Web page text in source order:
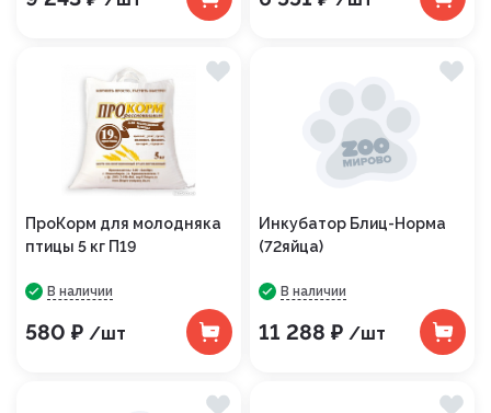
ПроКорм для молодняка
птицы 5 кг П19
В наличии
580 ₽ /шт
Инкубатор Блиц-Норма
(72яйца)
В наличии
11 288 ₽ /шт